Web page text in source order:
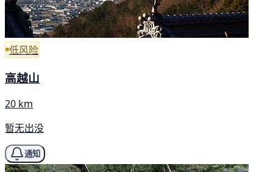
低风险
高越山
20 km
暂无出没
通知